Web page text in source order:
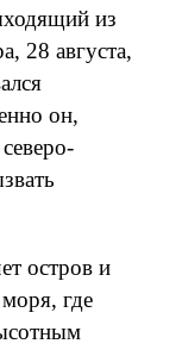
из
28 августа,
он,
остров и
где